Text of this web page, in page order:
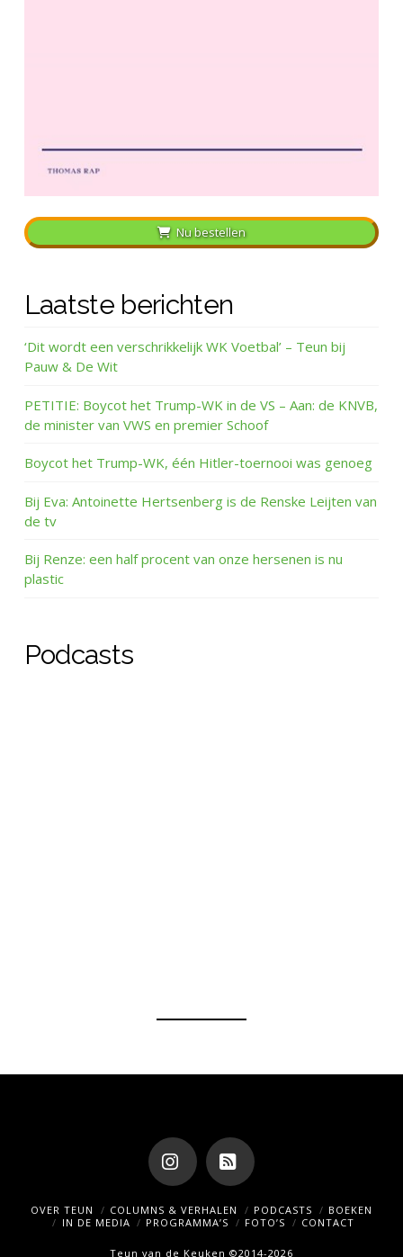
Nu bestellen
Laatste berichten
‘Dit wordt een verschrikkelijk WK Voetbal’ – Teun bij
Pauw & De Wit
PETITIE: Boycot het Trump-WK in de VS – Aan: de KNVB,
de minister van VWS en premier Schoof
Boycot het Trump-WK, één Hitler-toernooi was genoeg
Bij Eva: Antoinette Hertsenberg is de Renske Leijten van
de tv
Bij Renze: een half procent van onze hersenen is nu
plastic
Podcasts
Instagram
RSS
OVER TEUN COLUMNS & VERHALEN PODCASTS
BOEKEN
IN DE MEDIA
PROGRAMMA’S FOTO’S CONTACT
Teun van de Keuken ©2014-2026